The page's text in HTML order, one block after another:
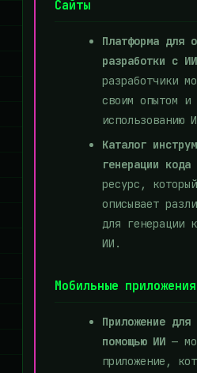
Сайты
Платформа для
разработки с ИИ
разработчики
своим опытом и
использованию
Каталог
генерации
ресурс,
описывает
для генерации
ИИ.
Мобильные приложения
Приложение
помощью ИИ —
приложение,